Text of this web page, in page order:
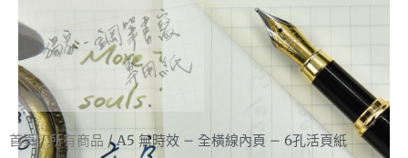
首頁/所有商品 / A5 無時效 – 全橫線內頁 – 6孔活頁紙